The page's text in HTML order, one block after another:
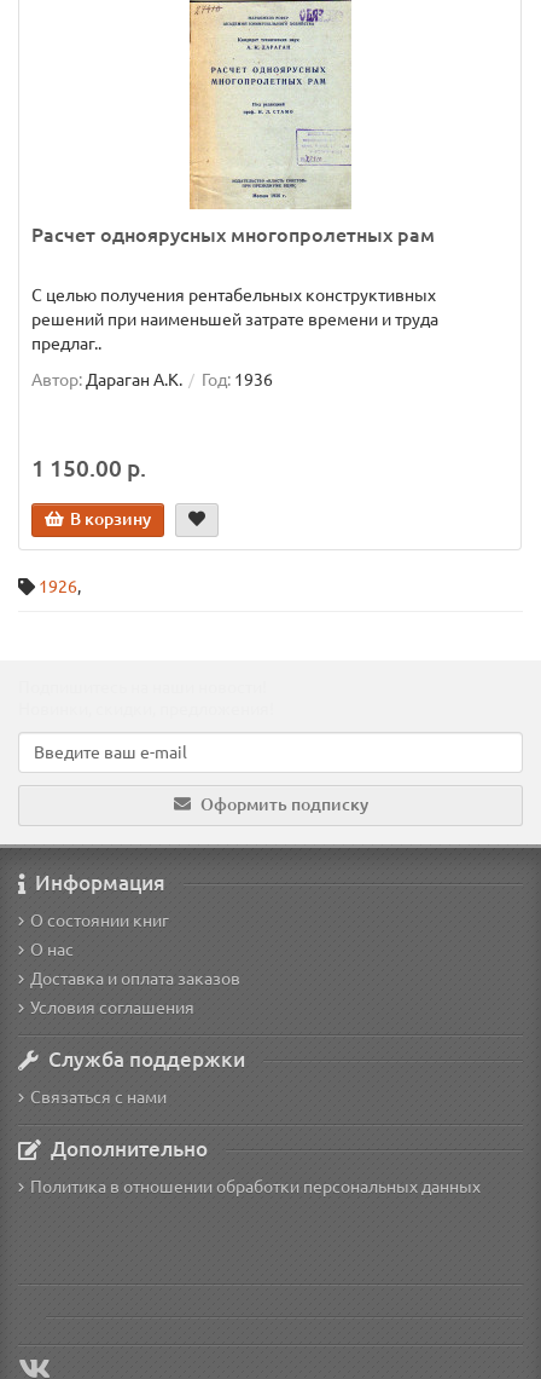
Расчет одноярусных многопролетных рам
С целью получения рентабельных конструктивных
решений при наименьшей затрате времени и труда
предлаг..
Автор: Дараган А.К. Год: 1936
1 150.00 р.
В корзину
1926,
Оформить подписку
Информация
О состоянии книг
О нас
Доставка и оплата заказов
Условия соглашения
Служба поддержки
Связаться с нами
Дополнительно
Политика в отношении обработки персональных данных